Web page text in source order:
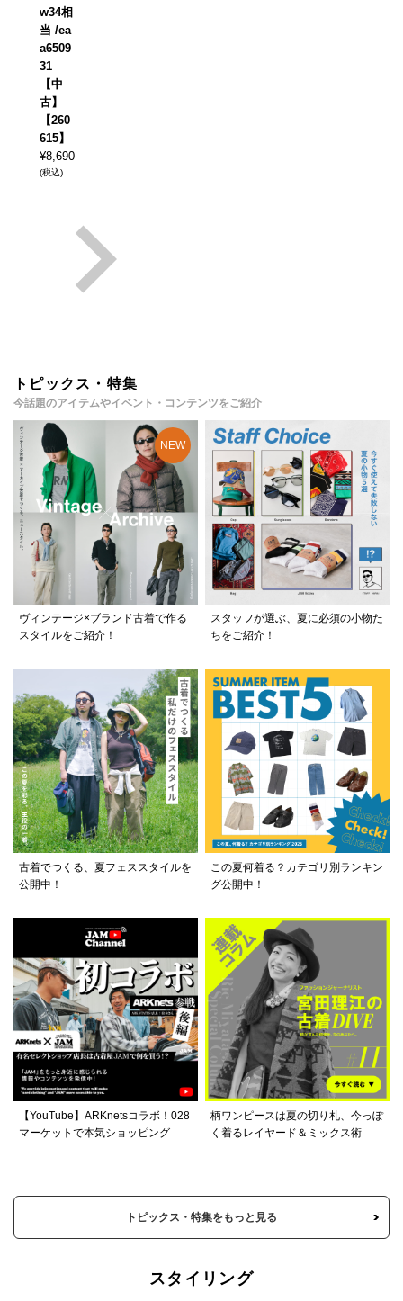
w34相
当 /ea
a6509
31
【中
古】
【260
615】
¥8,690
(税込)
トピックス・特集
今話題のアイテムやイベント・コンテンツをご紹介
ヴィンテージ×ブランド古着で作る
スタイルをご紹介！
スタッフが選ぶ、夏に必須の小物た
ちをご紹介！
古着でつくる、夏フェススタイルを
公開中！
この夏何着る？カテゴリ別ランキン
グ公開中！
【YouTube】ARKnetsコラボ！028
マーケットで本気ショッピング
柄ワンピースは夏の切り札、今っぽ
く着るレイヤード＆ミックス術
トピックス・特集をもっと見る
スタイリング